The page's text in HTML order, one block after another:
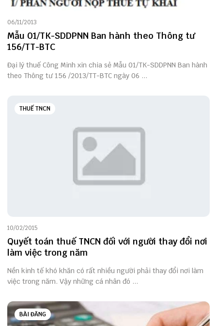
06/11/2013
Mẫu 01/TK-SDDPNN Ban hành theo Thông tư
156/TT-BTC
Đại lý thuế Công Minh xin chia sẻ Mẫu 01/TK-SDDPNN Ban hành
theo Thông tư 156 /2013/TT-BTC ngày 06 ...
THUẾ TNCN
10/02/2015
Quyết toán thuế TNCN đối với người thay đổi nơi
làm việc trong năm
Nền kinh tế khó khăn có rất nhiều người phải thay đổi nơi làm
việc trong năm. Vậy những cá nhân đó ...
BÀI ĐĂNG